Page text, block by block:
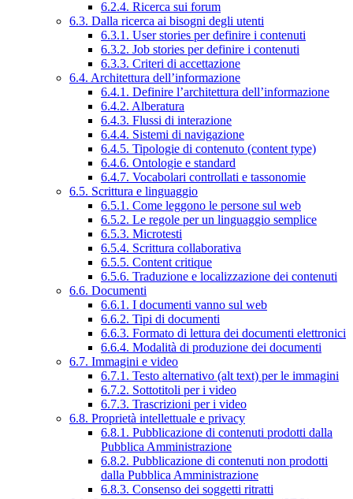
6.2.4. Ricerca sui forum
6.3. Dalla ricerca ai bisogni degli utenti
6.3.1. User stories per definire i contenuti
6.3.2. Job stories per definire i contenuti
6.3.3. Criteri di accettazione
6.4. Architettura dell’informazione
6.4.1. Definire l’architettura dell’informazione
6.4.2. Alberatura
6.4.3. Flussi di interazione
6.4.4. Sistemi di navigazione
6.4.5. Tipologie di contenuto (content type)
6.4.6. Ontologie e standard
6.4.7. Vocabolari controllati e tassonomie
6.5. Scrittura e linguaggio
6.5.1. Come leggono le persone sul web
6.5.2. Le regole per un linguaggio semplice
6.5.3. Microtesti
6.5.4. Scrittura collaborativa
6.5.5. Content critique
6.5.6. Traduzione e localizzazione dei contenuti
6.6. Documenti
6.6.1. I documenti vanno sul web
6.6.2. Tipi di documenti
6.6.3. Formato di lettura dei documenti elettronici
6.6.4. Modalità di produzione dei documenti
6.7. Immagini e video
6.7.1. Testo alternativo (alt text) per le immagini
6.7.2. Sottotitoli per i video
6.7.3. Trascrizioni per i video
6.8. Proprietà intellettuale e privacy
6.8.1. Pubblicazione di contenuti prodotti dalla
Pubblica Amministrazione
6.8.2. Pubblicazione di contenuti non prodotti
dalla Pubblica Amministrazione
6.8.3. Consenso dei soggetti ritratti